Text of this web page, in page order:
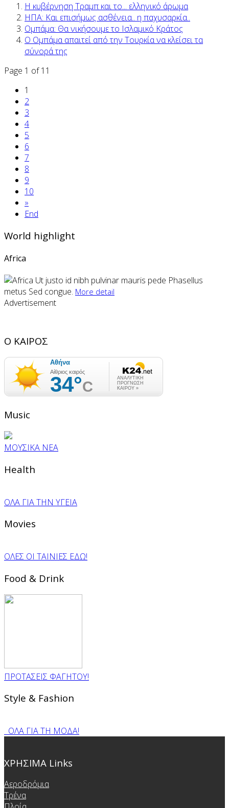
H κυβέρνηση Τραμπ και το... ελληνικό άρωμα
ΗΠΑ: Και επισήμως ασθένεια.. η παχυσαρκία..
Ομπάμα: Θα νικήσουμε το Ισλαμικό Κράτος
Ο Ομπάμα απαιτεί από την Τουρκία να κλείσει τα
σύνορά της
Page 1 of 11
1
2
3
4
5
6
7
8
9
10
»
End
World highlight
Africa
Ut justo id nibh pulvinar mauris pede Phasellus
metus Sed congue. More detail
Advertisement
Ο ΚΑΙΡΟΣ
Music
ΜΟΥΣΙΚΑ ΝΕΑ
Health
ΟΛΑ ΓΙΑ ΤΗΝ ΥΓΕΙΑ
Movies
ΟΛΕΣ ΟΙ ΤΑΙΝΙΕΣ ΕΔΩ!
Food & Drink
ΠΡΟΤΑΣΕΙΣ ΦΑΓΗΤΟΥ!
Style & Fashion
ΟΛΑ ΓΙΑ ΤΗ ΜΟΔΑ!
ΧΡΗΣΙΜΑ Links
Αεροδρόμια
Τρένα